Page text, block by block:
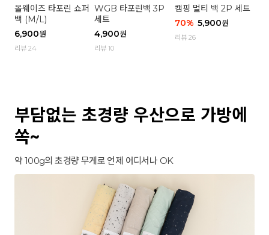
올웨이즈 타포린 쇼퍼
백 (M/L)
6,900원
리뷰 24
WGB 타포린백 3P
세트
4,900원
리뷰 10
캠핑 멀티 백 2P 세트
70% 5,900원
리뷰 26
부담없는 초경량 우산으로 가방에
쏙~
약 100g의 초경량 무게로 언제 어디서나 OK